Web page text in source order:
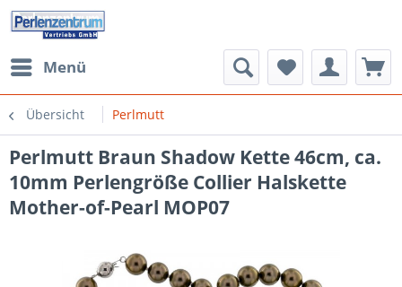
Menü
Übersicht Perlmutt
Perlmutt Braun Shadow Kette 46cm, ca.
10mm Perlengröße Collier Halskette
Mother-of-Pearl MOP07